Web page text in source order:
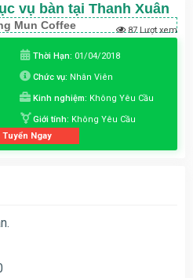
vụ bàn tại Thanh Xuân
Mun Coffee 87 Lượt xem
Thời Hạn: 01/04/2018
Chức vụ: Nhân Viên
Kinh nghiệm: Không Yêu Cầu
Giới tính: Không Yêu Cầu
Tuyển Ngay